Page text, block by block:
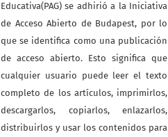
Educativa(PAG) se adhirió a la Iniciativa
de Acceso Abierto de Budapest, por lo
que se identifica como una publicación
de acceso abierto. Esto significa que
cualquier usuario puede leer el texto
completo de los artículos, imprimirlos,
descargarlos, copiarlos, enlazarlos,
distribuirlos y usar los contenidos para